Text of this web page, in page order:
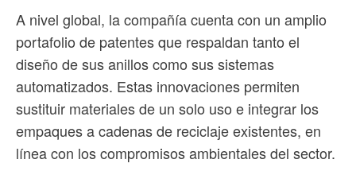
A nivel global, la compañía cuenta con un amplio
portafolio de patentes que respaldan tanto el
diseño de sus anillos como sus sistemas
automatizados. Estas innovaciones permiten
sustituir materiales de un solo uso e integrar los
empaques a cadenas de reciclaje existentes, en
línea con los compromisos ambientales del sector.